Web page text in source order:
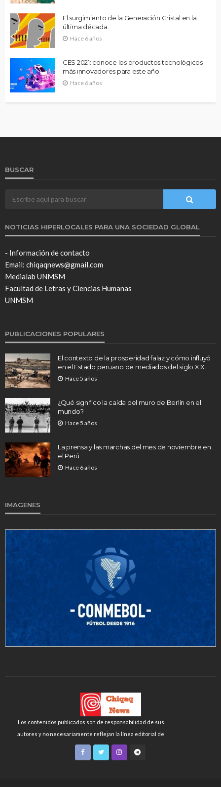
El surgimiento de la Generación Cristal en la
última década.
Hace 6 años
CES 2021: conoce los productos tecnológicos
más innovadores para este año
Hace 6 años
BUSCAR
NOTICIAS HIPERLOCALES PARA UNA SOCIEDAD GLOBAL
- Información de contacto
Email: chiqaqnews@gmail.com
Medialab UNMSM
Facultad de Letras y Ciencias Humanas
UNMSM
PUBLICACIONES POPULARES
El contexto de la prosperidad falaz y cómo influyó
en el Estado peruano de mediados del siglo XIX.
Hace 5 años
¿Qué significo la caída del muro de Berlín en el
mundo?
Hace 5 años
La prensa y las marchas del mes de noviembre en
el Perú
Hace 6 años
IMAGENES
Los contenidos publicados son de responsabilidad de sus
autores y no necesariamente reflejan la línea editorial de
Chiqaq News o de la FLCH-UNMSM.